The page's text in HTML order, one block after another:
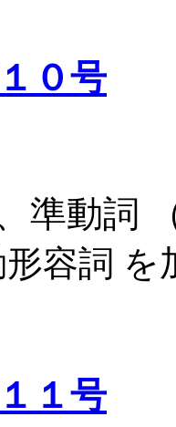
０号
準動詞
容詞 を
１号